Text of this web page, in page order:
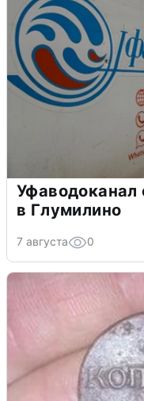
в Глумилино
7 августа 0